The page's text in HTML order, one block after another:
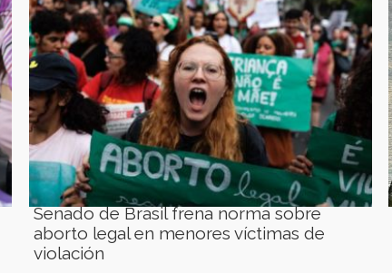
Senado de Brasil frena norma sobre
aborto legal en menores víctimas de
violación